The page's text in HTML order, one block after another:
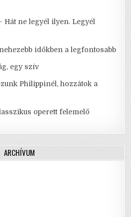
ne legyél ilyen. Legyél
időkben a legfontosabb
egy szív
Philippinél, hozzátok a
operett felemelő
ARCHÍVUM